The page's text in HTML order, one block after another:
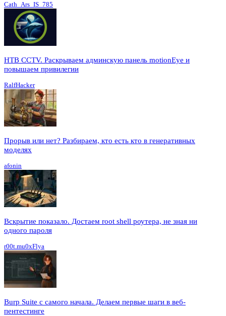
Cath_Ars_IS_785
HTB CCTV. Раскрываем админскую панель motionEye и
повышаем привилегии
RalfHacker
Прорыв или нет? Разбираем, кто есть кто в генеративных
моделях
afonin
Вскрытие показало. Достаем root shell роутера, не зная ни
одного пароля
r00t.mu0xFlya
Burp Suite с самого начала. Делаем первые шаги в веб-
пентестинге